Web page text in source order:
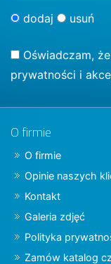
dodaj usuń
Oświadczam,
prywatności i
O firmie
O firmie
Opinie naszych
Kontakt
Galeria zdjęć
Polityka
Zamów katalog